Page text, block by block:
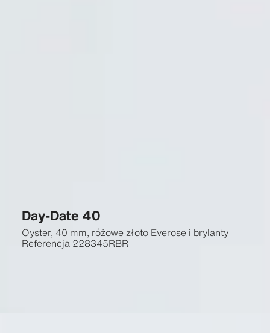
Day-Date 40
Oyster, 40 mm, różowe złoto Everose i brylanty
Referencja 228345RBR